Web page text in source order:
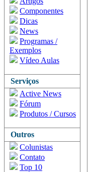
Componentes
Dicas
News
Programas /
Exemplos
Vídeo Aulas
Serviços
Active News
Fórum
Produtos / Cursos
Outros
Colunistas
Contato
Top 10